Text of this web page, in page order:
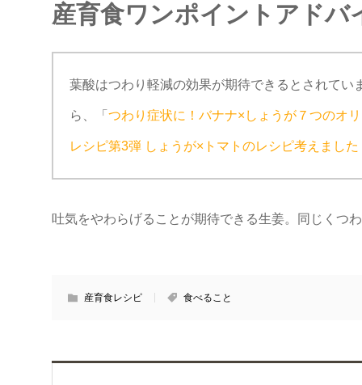
産育食ワンポイントアドバ
葉酸はつわり軽減の効果が期待できるとされて
ら、「 つわり症状に！バナナ×しょうが７つのオ
レシピ第3弾 しょうが×トマトのレシピ考えました
吐気をやわらげることが期待できる生姜。同じくつ
産育食レシピ 食べること